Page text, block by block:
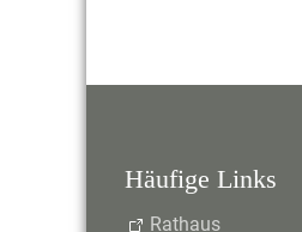
Häufige Links
Rathaus